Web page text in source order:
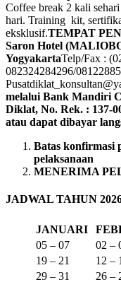
Coffee break 2 kali
hari. Training kit,
eksklusif.TEMPAT
Saron Hotel
YogyakartaTelp/Fax :
082324284296/
melalui Bank Mandiri
Diklat, No. Rek. : 137-
atau dapat dibayar
Batas konfirmasi
pelaksanaan
MENERIMA
JADWAL TAHUN
JANUARI
05 – 07
02 –
19 – 21
12 –
29 – 31
26 –